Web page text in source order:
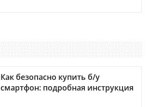
Как безопасно купить б/у
смартфон: подробная инструкция